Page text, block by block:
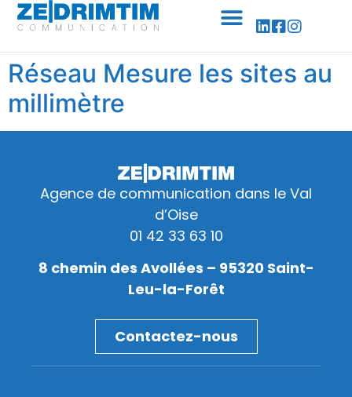
Réseau Mesure les sites au
millimètre
Agence de communication dans le Val
d’Oise
01 42 33 63 10
8 chemin des Avollées – 95320 Saint-
Leu-la-Forêt
Contactez-nous
Panneau de gestion des cookies